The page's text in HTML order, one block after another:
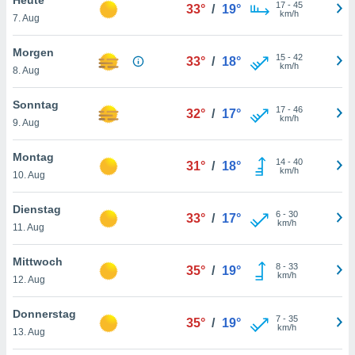
oder
Partner
es uns
das
der
Profil zu
Ihnen
finden
. Sie
jederzeit
Rand
7. Aug
33° / 19° 17- 45
km/h
Morgen
8. Aug
33° / 18° 15- 42
km/h
Sonntag
9. Aug
32° / 17° 17- 46
km/h
Montag
10. Aug
31° / 18° 14- 40
km/h
Dienstag
11. Aug
33° / 17° 6- 30
km/h
Mittwoch
12. Aug
35° / 19° 8- 33
km/h
Donnerstag
13. Aug
35° / 19° 7- 35
km/h